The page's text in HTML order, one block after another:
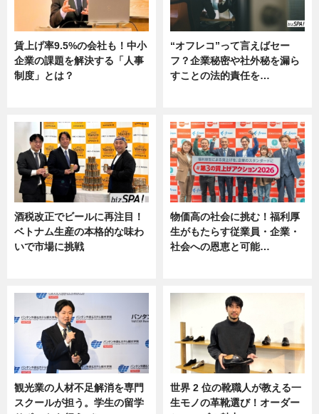
賃上げ率9.5%の会社も！中小
企業の課題を解決する「人事
制度」とは？
“オフレコ”って言えばセー
フ？企業秘密や社外秘を漏ら
すことの法的責任を…
酒税改正でビールに再注目！
ベトナム生産の本格的な味わ
いで市場に挑戦
物価高の社会に挑む！福利厚
生がもたらす従業員・企業・
社会への恩恵と可能…
観光業の人材不足解消を専門
スクールが担う。学生の留学
世界 2 位の靴職人が教える一
生モノの革靴選び！オーダー